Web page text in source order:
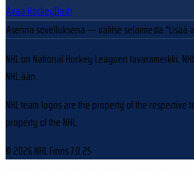
Avaa HockeyDash
Asenna sovelluksena — valitse selaimesta "Lisää
NHL on National Hockey Leaguen tavaramerkki.
NHL:ään.
NHL team logos are the property of the respective
property of the NHL.
© 2026 NHL Finns7.0.25